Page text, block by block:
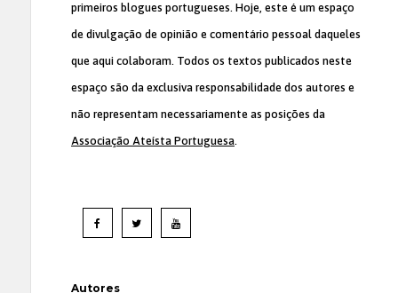
primeiros blogues portugueses. Hoje, este é um espaço
de divulgação de opinião e comentário pessoal daqueles
que aqui colaboram. Todos os textos publicados neste
espaço são da exclusiva responsabilidade dos autores e
não representam necessariamente as posições da
Associação Ateísta Portuguesa.
Autores